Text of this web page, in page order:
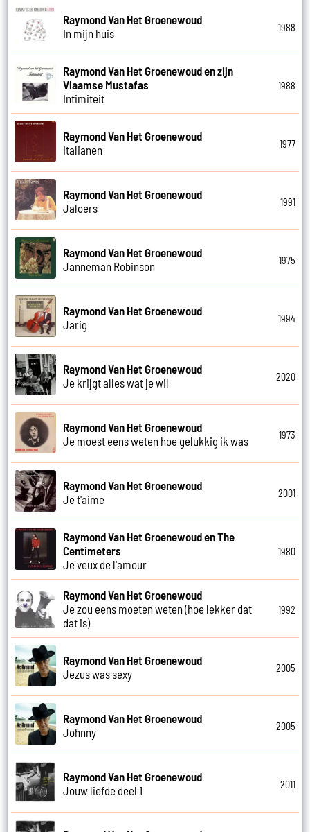
Raymond Van Het Groenewoud
In mijn huis
1988
Raymond Van Het Groenewoud en zijn
Vlaamse Mustafas
Intimiteit
1988
Raymond Van Het Groenewoud
Italianen
1977
Raymond Van Het Groenewoud
Jaloers
1991
Raymond Van Het Groenewoud
Janneman Robinson
1975
Raymond Van Het Groenewoud
Jarig
1994
Raymond Van Het Groenewoud
Je krijgt alles wat je wil
2020
Raymond Van Het Groenewoud
Je moest eens weten hoe gelukkig ik was
1973
Raymond Van Het Groenewoud
Je t'aime
2001
Raymond Van Het Groenewoud en The
Centimeters
Je veux de l'amour
1980
Raymond Van Het Groenewoud
Je zou eens moeten weten (hoe lekker dat
dat is)
1992
Raymond Van Het Groenewoud
Jezus was sexy
2005
Raymond Van Het Groenewoud
Johnny
2005
Raymond Van Het Groenewoud
Jouw liefde deel 1
2011